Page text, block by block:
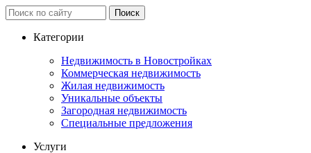
Категории
Недвижимость в Новостройках
Коммерческая недвижимость
Жилая недвижимость
Уникальные объекты
Загородная недвижимость
Специальные предложения
Услуги